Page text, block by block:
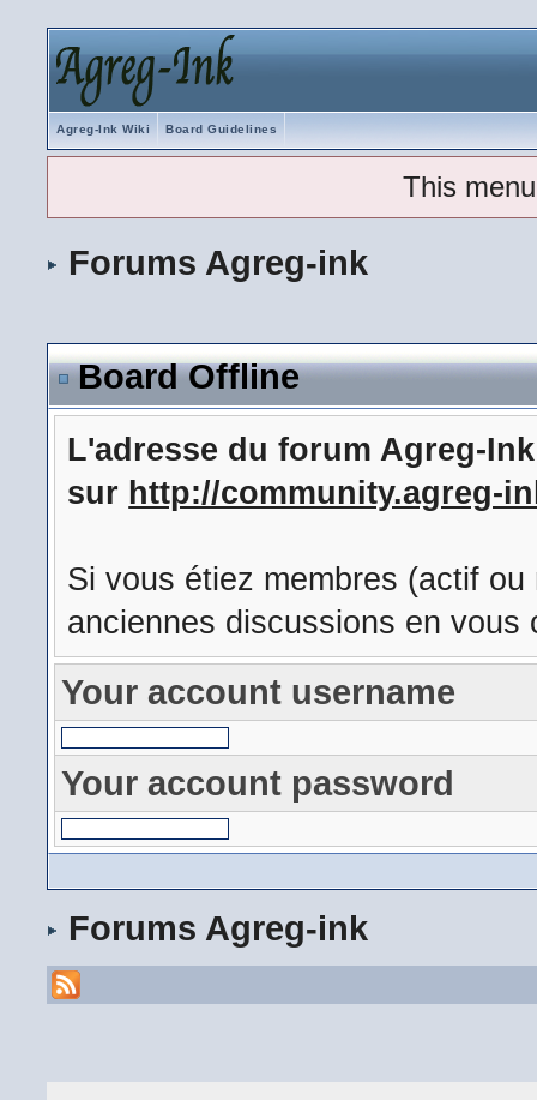
Agreg-Ink Wiki Board Guidelines
This
Forums Agreg-ink
Board Offline
L'adresse du forum Agreg-
sur http://community.agreg-
Si vous étiez membres (actif
anciennes discussions en
Your account username
Your account password
Forums Agreg-ink